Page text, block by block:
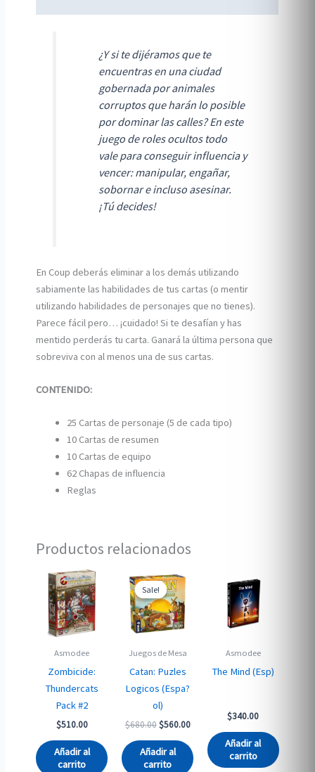
¿Y si te dijéramos que te
encuentras en una ciudad
gobernada por animales
corruptos que harán lo posible
por dominar las calles? En este
juego de roles ocultos todo
vale para conseguir influencia y
vencer: manipular, engañar,
sobornar e incluso asesinar.
¡Tú decides!
En Coup deberás eliminar a los demás utilizando
sabiamente las habilidades de tus cartas (o mentir
utilizando habilidades de personajes que no tienes).
Parece fácil pero… ¡cuidado! Si te desafían y has
mentido perderás tu carta. Ganará la última persona que
sobreviva con al menos una de sus cartas.
CONTENIDO:
25 Cartas de personaje (5 de cada tipo)
10 Cartas de resumen
10 Cartas de equipo
62 Chapas de influencia
Reglas
Productos relacionados
Asmodee
Zombicide:
Thundercats
Pack #2
$510.00
Añadir al
carrito
Sale!
Sale!
Juegos de Mesa
Catan: Puzles
Logicos (Espa?
ol)
$680.00 Original
was:
$680.00.
$560.00Current
is:
$560.00.
Añadir al
carrito
Asmodee
The Mind (Esp)
$340.00
Añadir al
carrito